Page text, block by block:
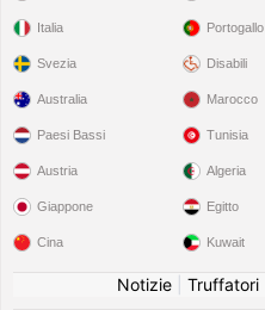
Italia
Svezia
Portogallo
Disabili
Australia
Paesi Bassi
Austria
Giappone
Cina
Marocco
Tunisia
Algeria
Egitto
Kuwait
Notizie| Truffatori|